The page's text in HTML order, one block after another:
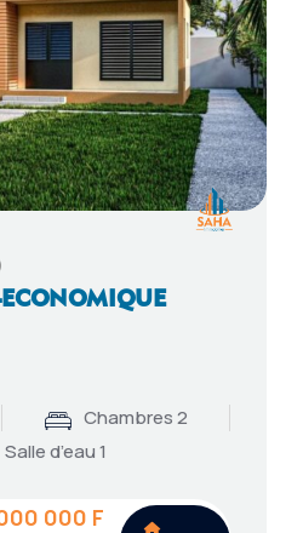
Chambres 2
Salle d’eau 1
000